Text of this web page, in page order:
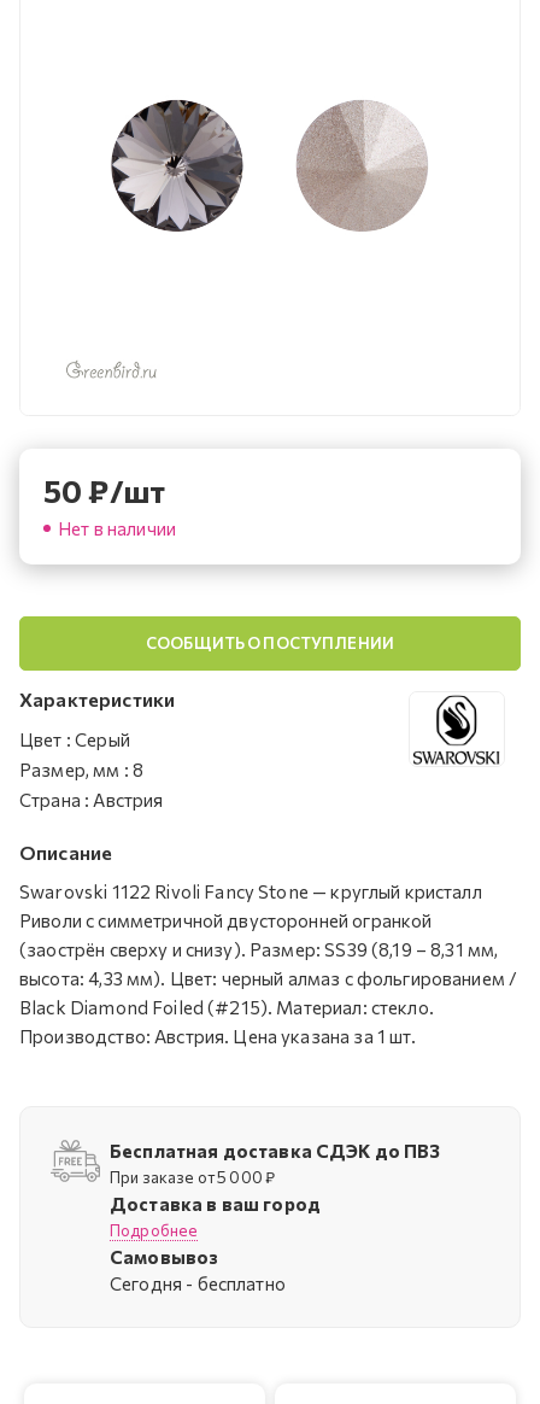
50₽/шт
Нет в наличии
СООБЩИТЬ О ПОСТУПЛЕНИИ
Характеристики
Цвет : Серый
Размер, мм : 8
Страна : Австрия
Описание
Swarovski 1122 Rivoli Fancy Stone — круглый кристалл
Риволи с симметричной двусторонней огранкой
(заострён сверху и снизу). Размер: SS39 (8,19 – 8,31 мм,
высота: 4,33 мм). Цвет: черный алмаз с фольгированием /
Black Diamond Foiled (#215). Материал: стекло.
Производство: Австрия. Цена указана за 1 шт.
Бесплатная доставка СДЭК до ПВЗ
При заказе от 5 000 ₽
Доставка в ваш город
Подробнее
Самовывоз
Cегодня - бесплатно